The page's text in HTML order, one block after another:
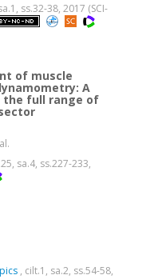
ss.32-38, 2017 (SCI-
of muscle
A
the full range of
sa.4, ss.227-233,
, cilt.1, sa.2, ss.54-58,